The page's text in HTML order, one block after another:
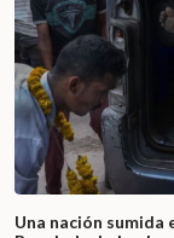
Una nación sumida